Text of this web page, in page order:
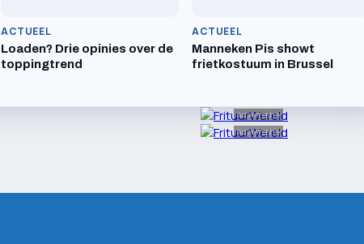
ACTUEEL
Loaden? Drie opinies over de
toppingtrend
ACTUEEL
Manneken Pis showt
frietkostuum in Brussel
Advertentie
Advertentie